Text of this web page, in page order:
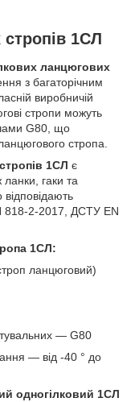
1СЛ
ланцюгових
з багаторічним
виробничій
стропи можуть
G80, що
стропа.
1СЛ є
гаки та
818-2-2017, ДСТУ EN
1СЛ:
ланцюговий)
— G80
— від -40 ° до
одногілковий 1СЛ